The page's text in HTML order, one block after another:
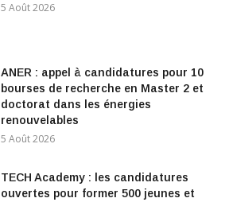
5 Août 2026
ANER : appel à candidatures pour 10
bourses de recherche en Master 2 et
doctorat dans les énergies
renouvelables
5 Août 2026
TECH Academy : les candidatures
ouvertes pour former 500 jeunes et